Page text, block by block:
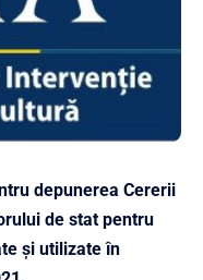
depunerea Cererii
de stat pentru
şi utilizate în